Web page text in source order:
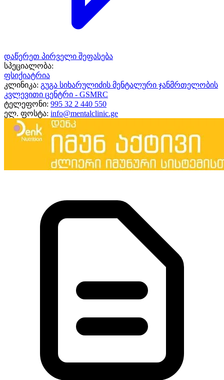
დაწერეთ პირველი შეფასება
სპეციალობა:
ფსიქიატრია
კლინიკა: გუგა სიხარულიძის მენტალური ჯანმრთელობის
კვლევითი ცენტრი - GSMRC
ტელეფონი: 995 32 2 440 550
ელ. ფოსტა: info@mentalclinic.ge